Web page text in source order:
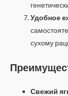
Удобное
сухому
Свежий